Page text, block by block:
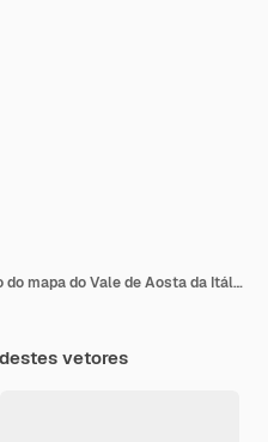
Ilustração vetorial da região do mapa do Vale de Aosta da Itália
vetores